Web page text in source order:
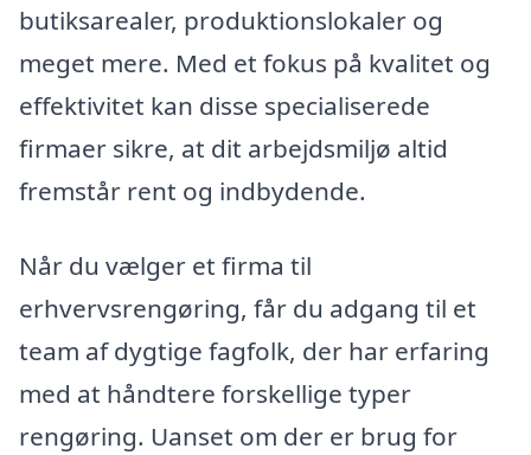
butiksarealer, produktionslokaler og
meget mere. Med et fokus på kvalitet og
effektivitet kan disse specialiserede
firmaer sikre, at dit arbejdsmiljø altid
fremstår rent og indbydende.
Når du vælger et firma til
erhvervsrengøring, får du adgang til et
team af dygtige fagfolk, der har erfaring
med at håndtere forskellige typer
rengøring. Uanset om der er brug for